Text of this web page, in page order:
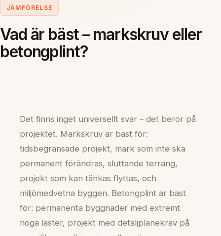
JÄMFÖRELSE
Vad är bäst – markskruv eller
betongplint?
Det finns inget universellt svar – det beror på
projektet. Markskruv är bäst för:
tidsbegränsade projekt, mark som inte ska
permanent förändras, sluttande terräng,
projekt som kan tänkas flyttas, och
miljömedvetna byggen. Betongplint är bäst
för: permanenta byggnader med extremt
höga laster, projekt med detaljplanekrav på